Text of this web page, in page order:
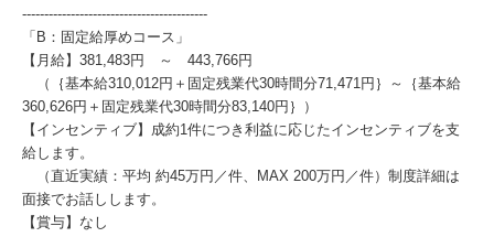
------------------------------------------
「B：固定給厚めコース」
【月給】381,483円 ～ 443,766円
（｛基本給310,012円＋固定残業代30時間分71,471円｝～｛基本給
360,626円＋固定残業代30時間分83,140円｝）
【インセンティブ】成約1件につき利益に応じたインセンティブを支
給します。
（直近実績：平均 約45万円／件、MAX 200万円／件）制度詳細は
面接でお話しします。
【賞与】なし